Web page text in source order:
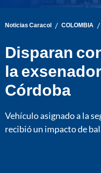
Noticias Caracol / COLOMBIA /
Disparan
la
Córdoba
Vehículo asignado a la
recibió un impacto de